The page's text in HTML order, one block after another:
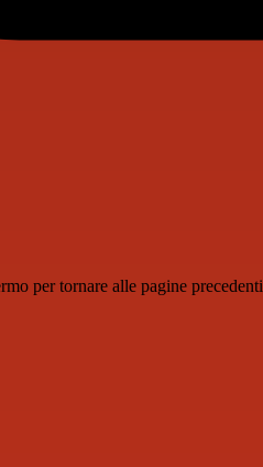
per tornare alle pagine precedenti